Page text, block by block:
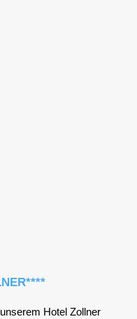
Hotel Zoll­ner